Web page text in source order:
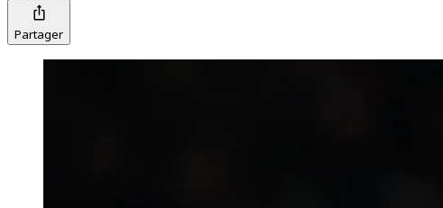
Partager